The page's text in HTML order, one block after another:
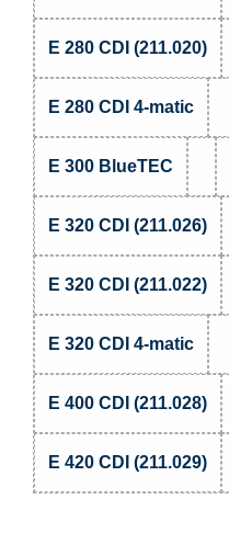
E 280 CDI (211.020)
E 280 CDI 4-matic
E 300 BlueTEC
E 320 CDI (211.026)
E 320 CDI (211.022)
E 320 CDI 4-matic
E 400 CDI (211.028)
E 420 CDI (211.029)